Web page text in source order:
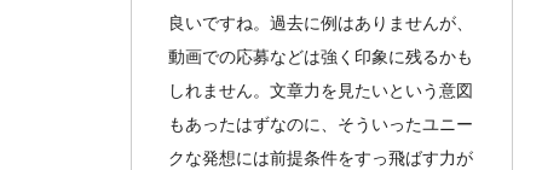
良いですね。過去に例はありませんが、
動画での応募などは強く印象に残るかも
しれません。文章力を見たいという意図
もあったはずなのに、そういったユニー
クな発想には前提条件をすっ飛ばす力が